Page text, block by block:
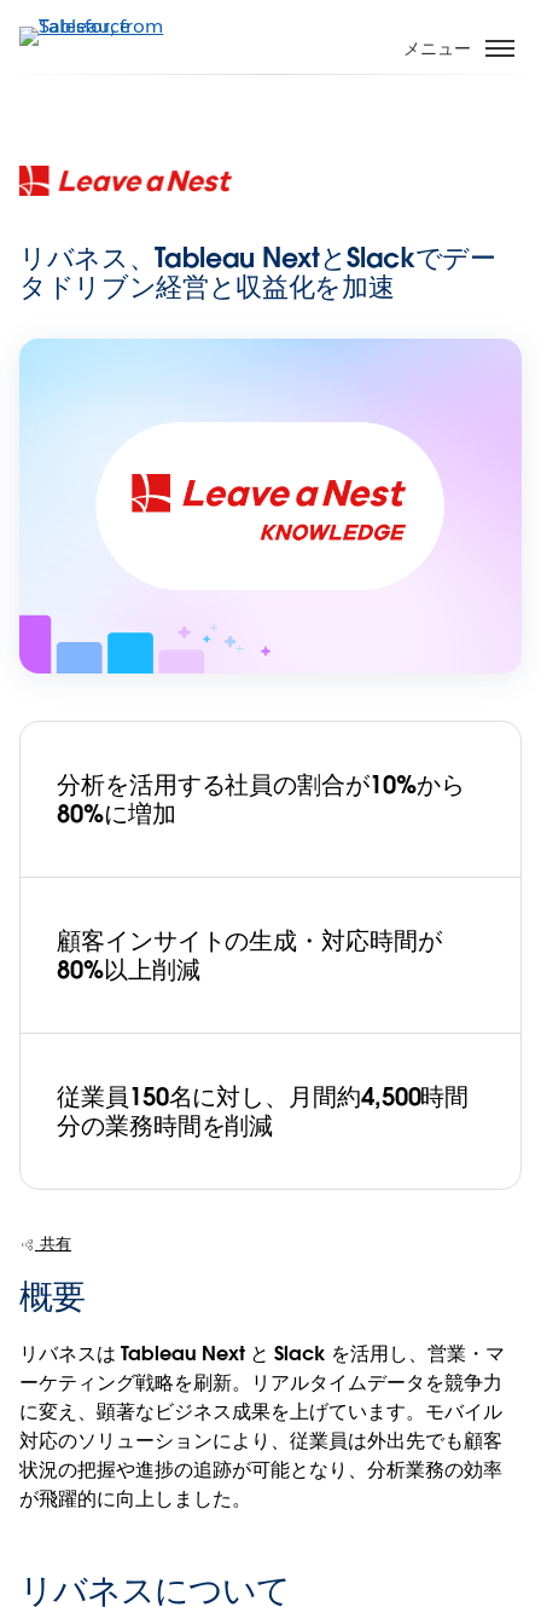
イ
ン
メニュー
リバネス、Tableau NextとSlackでデー
タドリブン経営と収益化を加速
分析を活用する社員の割合が10%から
80%に増加
顧客インサイトの生成・対応時間が
80%以上削減
従業員150名に対し、月間約4,500時間
分の業務時間を削減
共有
概要
リバネスは Tableau Next と Slack を活用し、営業・マ
ーケティング戦略を刷新。リアルタイムデータを競争力
に変え、顕著なビジネス成果を上げています。モバイル
対応のソリューションにより、従業員は外出先でも顧客
状況の把握や進捗の追跡が可能となり、分析業務の効率
が飛躍的に向上しました。
リバネスについて